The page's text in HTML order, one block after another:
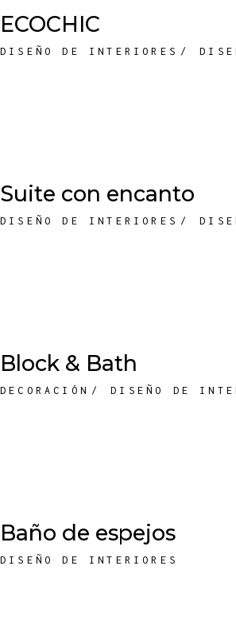
ECOCHIC
DISEÑO DE INTERIORES
Suite con encanto
DISEÑO DE INTERIORES
Block & Bath
DECORACIÓN DISEÑO DE
Baño de espejos
DISEÑO DE INTERIORES